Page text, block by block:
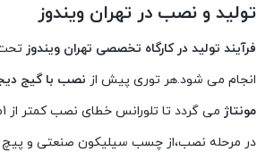
تولید و نصب در تهران ویندوز
فرآیند تولید در کارگاه تخصصی تهران ویندوز
انجام می شود.هر توری پیش از نصب با گیج
مونتاژ می گردد تا تلورانس خطای نصب کمتر از 1میلی متر باشد.
در مرحله نصب،از چسب سیلیکون صنعتی و پیچ